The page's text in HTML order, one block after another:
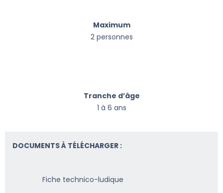
Maximum
2 personnes
Tranche d’âge
1 à 6 ans
DOCUMENTS À TÉLÉCHARGER :
Fiche technico-ludique